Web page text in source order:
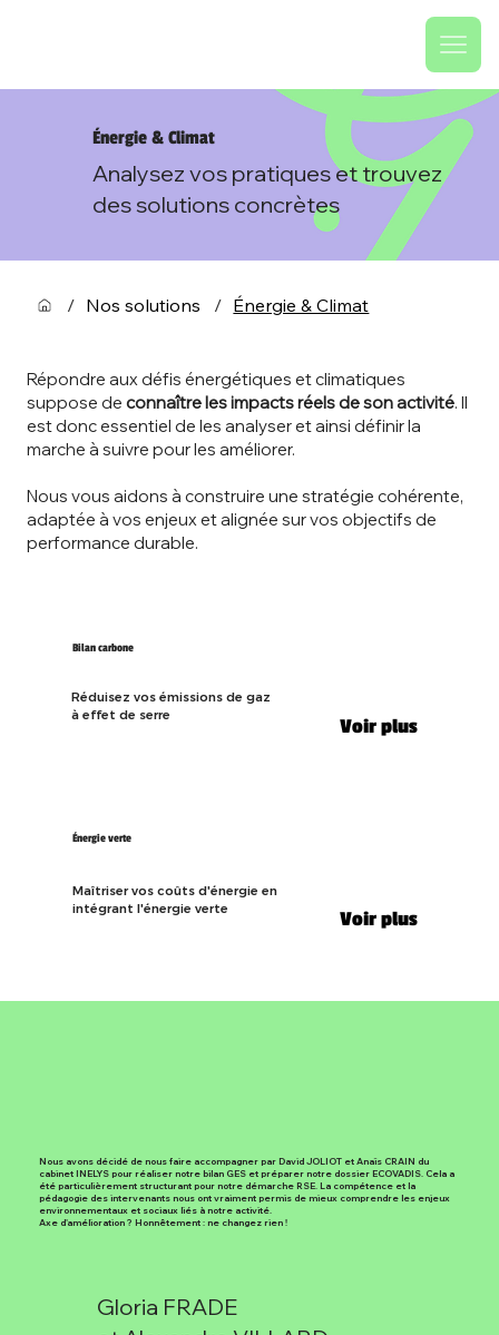
Énergie & Climat
Analysez vos pratiques et trouvez
des solutions concrètes
/ Nos solutions / Énergie & Climat
Répondre aux défis énergétiques et climatiques
suppose de connaître les impacts réels de son activité. Il
est donc essentiel de les analyser et ainsi définir la
marche à suivre pour les améliorer.
Nous vous aidons à construire une stratégie cohérente,
adaptée à vos enjeux et alignée sur vos objectifs de
performance durable.
Bilan carbone
Réduisez vos émissions de gaz
à effet de serre
Voir plus
Énergie verte
Maîtriser vos coûts d'énergie en
intégrant l'énergie verte
Voir plus
Nous avons décidé de nous faire accompagner par David JOLIOT et Anaïs CRAIN du
cabinet INELYS pour réaliser notre bilan GES et préparer notre dossier ECOVADIS. Cela a
été particulièrement structurant pour notre démarche RSE. La compétence et la
pédagogie des intervenants nous ont vraiment permis de mieux comprendre les enjeux
environnementaux et sociaux liés à notre activité.
Axe d'amélioration ? Honnêtement : ne changez rien !
Gloria FRADE